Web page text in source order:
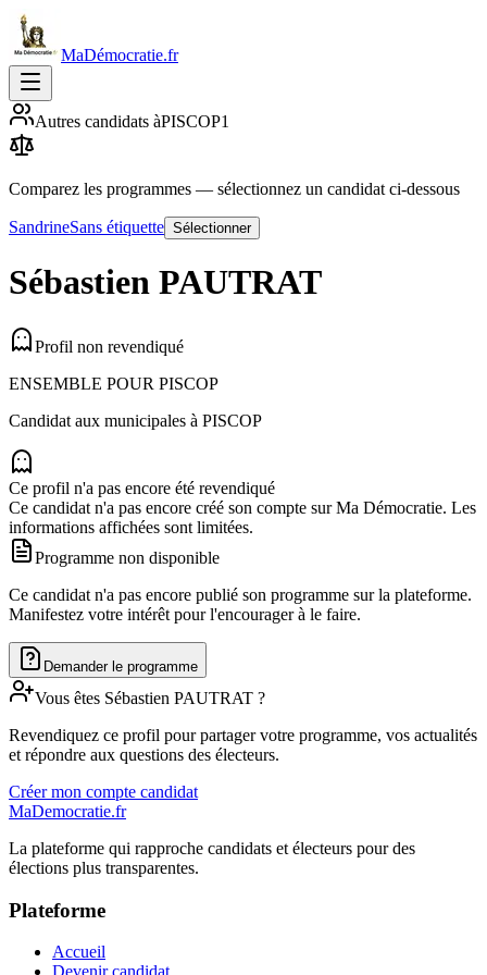
MaDémocratie.fr
Autres candidats àPISCOP1
Comparez les programmes — sélectionnez un candidat ci-dessous
SandrineSans étiquette Sélectionner
Sébastien PAUTRAT
Profil non revendiqué
ENSEMBLE POUR PISCOP
Candidat aux municipales à PISCOP
Ce profil n'a pas encore été revendiqué
Ce candidat n'a pas encore créé son compte sur Ma Démocratie. Les
informations affichées sont limitées.
Programme non disponible
Ce candidat n'a pas encore publié son programme sur la plateforme.
Manifestez votre intérêt pour l'encourager à le faire.
Demander le programme
Vous êtes Sébastien PAUTRAT ?
Revendiquez ce profil pour partager votre programme, vos actualités
et répondre aux questions des électeurs.
Créer mon compte candidat
MaDemocratie.fr
La plateforme qui rapproche candidats et électeurs pour des
élections plus transparentes.
Plateforme
Accueil